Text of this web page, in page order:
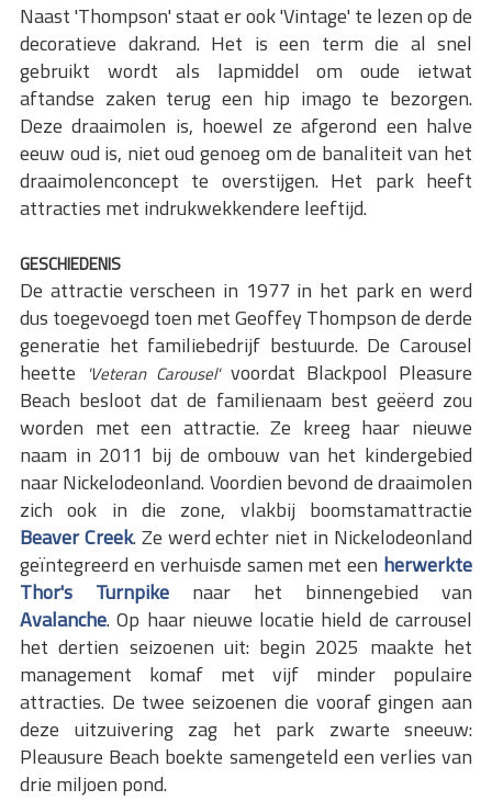
Naast 'Thompson' staat er ook 'Vintage' te lezen op de
decoratieve dakrand. Het is een term die al snel
gebruikt wordt als lapmiddel om oude ietwat
aftandse zaken terug een hip imago te bezorgen.
Deze draaimolen is, hoewel ze afgerond een halve
eeuw oud is, niet oud genoeg om de banaliteit van het
draaimolenconcept te overstijgen. Het park heeft
attracties met indrukwekkendere leeftijd.
GESCHIEDENIS
De attractie verscheen in 1977 in het park en werd
dus toegevoegd toen met Geoffey Thompson de derde
generatie het familiebedrijf bestuurde. De Carousel
heette
'Veteran Carousel'voordat Blackpool Pleasure
Beach besloot dat de familienaam best geëerd zou
worden met een attractie. Ze kreeg haar nieuwe
naam in 2011 bij de ombouw van het kindergebied
naar Nickelodeonland. Voordien bevond de draaimolen
zich ook in die zone, vlakbij boomstamattractie
Beaver Creek. Ze werd echter niet in Nickelodeonland
geïntegreerd en verhuisde samen met een herwerkte
Thor's Turnpike naar het binnengebied van
Avalanche. Op haar nieuwe locatie hield de carrousel
het dertien seizoenen uit: begin 2025 maakte het
management komaf met vijf minder populaire
attracties. De twee seizoenen die vooraf gingen aan
deze uitzuivering zag het park zwarte sneeuw:
Pleausure Beach boekte samengeteld een verlies van
drie miljoen pond.